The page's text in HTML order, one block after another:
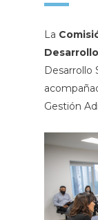
La
Desarrollo
Gestión